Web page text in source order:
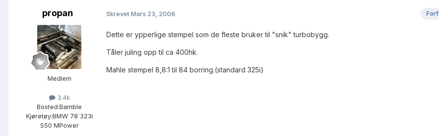
propan
Medlem
3.4k
Bosted:Bamble
Kjøretøy:BMW 78`323i
S50 MPower
SkrevetMars 23, 2006
Dette er ypperlige stempel som de fleste bruker til "snik" turbobygg.
Tåler juling opp til ca 400hk.
Mahle stempel 8,8:1 til 84 borring.(standard 325i)